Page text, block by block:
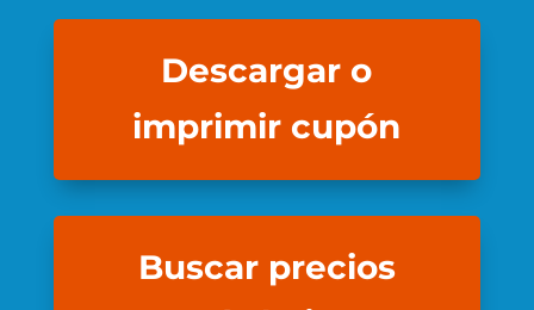
Descargar o
imprimir cupón
Buscar precios